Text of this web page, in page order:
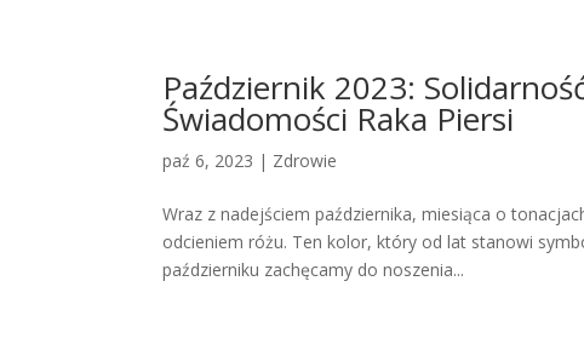
Październik 2023:
Świadomości Raka Piersi
paź 6, 2023 | Zdrowie
Wraz z nadejściem października, miesiąca o
odcieniem różu. Ten kolor, który od lat stanowi
październiku zachęcamy do noszenia...